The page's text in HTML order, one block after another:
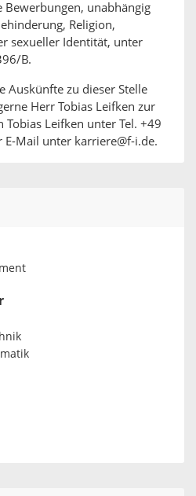
unabhängig
Religion,
sexueller Identität, unter
B.
Auskünfte zu dieser Stelle
Herr Tobias Leifken zur
Tobias Leifken unter Tel. +49
Mail unter karriere@f-i.de.